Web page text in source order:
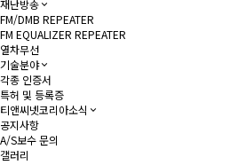
재난방송
FM/DMB REPEATER
FM EQUALIZER REPEATER
열차무선
기술분야
각종 인증서
특허 및 등록증
티앤씨넷코리아소식
공지사항
A/S보수 문의
갤러리